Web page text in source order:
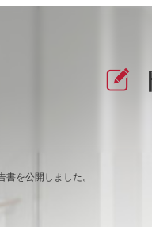
を公開しました。